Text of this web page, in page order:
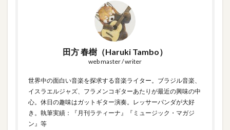
田方 春樹（Haruki Tambo）
web master / writer
世界中の面白い音楽を探求する音楽ライター。ブラジル音楽、
イスラエルジャズ、フラメンコギターあたりが最近の興味の中
心。休日の趣味はガットギター演奏。レッサーパンダが大好
き。執筆実績：『月刊ラティーナ』『ミュージック・マガジ
ン』等